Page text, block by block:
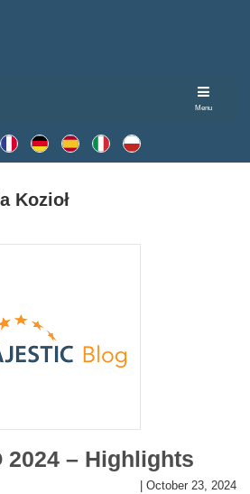
Menu
Kozioł
2024 – Highlights
October 23, 2024